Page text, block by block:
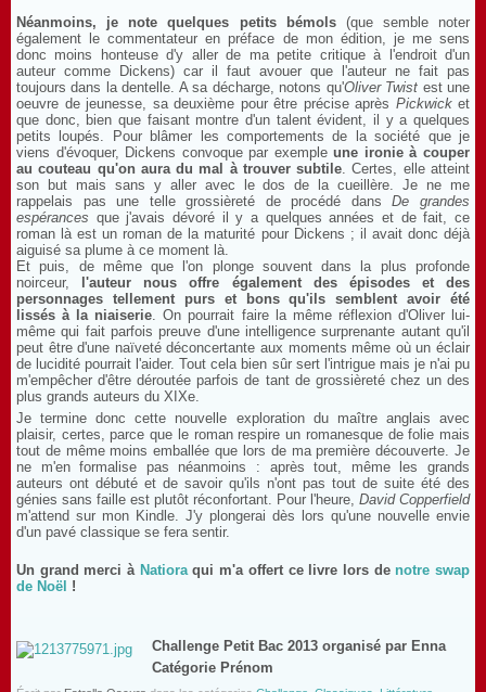
Néanmoins, je note quelques petits bémols(que semble noter
également le commentateur en préface de mon édition, je me sens
donc moins honteuse d'y aller de ma petite critique à l'endroit d'un
auteur comme Dickens) car il faut avouer que l'auteur ne fait pas
toujours dans la dentelle. A sa décharge, notons qu'Oliver Twist est une
oeuvre de jeunesse, sa deuxième pour être précise après Pickwicket
que donc, bien que faisant montre d'un talent évident, il y a quelques
petits loupés. Pour blâmer les comportements de la société que je
viens d'évoquer, Dickens convoque par exempleune ironie à couper
au couteau qu'on aura du mal à trouver subtile. Certes, elle atteint
son but mais sans y aller avec le dos de la cueillère. Je ne me
rappelais pas une telle grossièreté de procédé dansDe grandes
espérances que j'avais dévoré il y a quelques années et de fait, ce
roman là est un roman de la maturité pour Dickens ; il avait donc déjà
aiguisé sa plume à ce moment là.
Et puis, de même que l'on plonge souvent dans la plus profonde
noirceur, l'auteur nous offre également des épisodes et des
personnages tellement purs et bons qu'ils semblent avoir été
lissés à la niaiserie. On pourrait faire la même réflexion d'Oliver lui-
même qui fait parfois preuve d'une intelligence surprenante autant qu'il
peut être d'une naïveté déconcertante aux moments même où un éclair
de lucidité pourrait l'aider. Tout cela bien sûr sert l'intrigue mais je n'ai pu
m'empêcher d'être déroutée parfois de tant de grossièreté chez un des
plus grands auteurs du XIXe.
Je termine donc cette nouvelle exploration du maître anglais avec
plaisir, certes, parce que le roman respire un romanesque de folie mais
tout de même moins emballée que lors de ma première découverte. Je
ne m'en formalise pas néanmoins : après tout, même les grands
auteurs ont débuté et de savoir qu'ils n'ont pas tout de suite été des
génies sans faille est plutôt réconfortant. Pour l'heure, David Copperfield
m'attend sur mon Kindle. J'y plongerai dès lors qu'une nouvelle envie
d'un pavé classique se fera sentir.
Un grand merci à Natioraqui m'a offert ce livre lors de notre swap
de Noël !
Challenge Petit Bac 2013 organisé par Enna
Catégorie Prénom